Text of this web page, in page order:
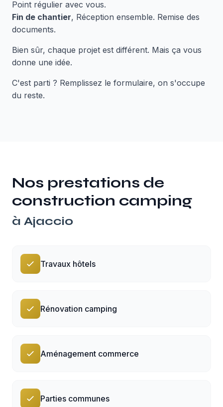
Point régulier avec vous.
Fin de chantier, Réception ensemble. Remise des
documents.
Bien sûr, chaque projet est différent. Mais ça vous
donne une idée.
C'est parti ? Remplissez le formulaire, on s'occupe
du reste.
Nos prestations de
construction camping
à Ajaccio
Travaux hôtels
Rénovation camping
Aménagement commerce
Parties communes